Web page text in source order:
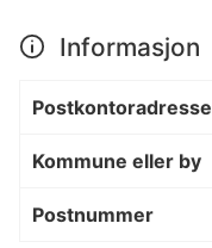
Informasjon
Postkontoradresse
Kommune eller by
Postnummer